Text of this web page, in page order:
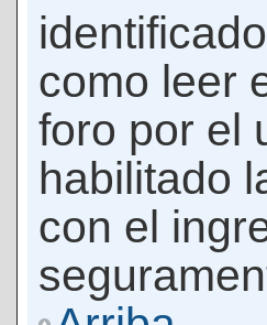
como leer
foro por el
habilitado
con el